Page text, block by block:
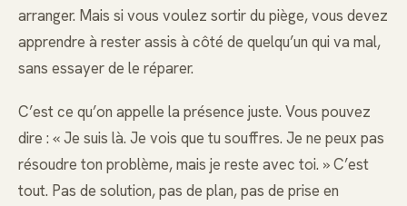
arranger. Mais si vous voulez sortir du piège, vous devez
apprendre à rester assis à côté de quelqu’un qui va mal,
sans essayer de le réparer.
C’est ce qu’on appelle la présence juste. Vous pouvez
dire : « Je suis là. Je vois que tu souffres. Je ne peux pas
résoudre ton problème, mais je reste avec toi. » C’est
tout. Pas de solution, pas de plan, pas de prise en